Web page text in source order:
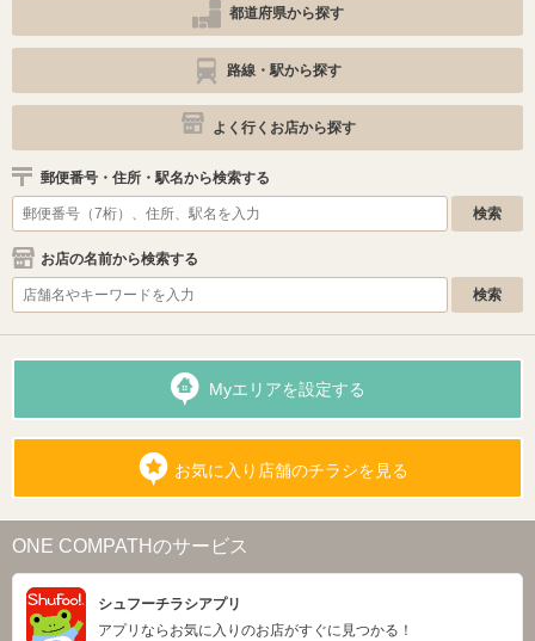
都道府県から探す
路線・駅から探す
よく行くお店から探す
郵便番号・住所・駅名から検索する
お店の名前から検索する
Myエリアを設定する
お気に入り店舗のチラシを見る
ONE COMPATHのサービス
シュフーチラシアプリ
アプリならお気に入りのお店がすぐに見つかる！